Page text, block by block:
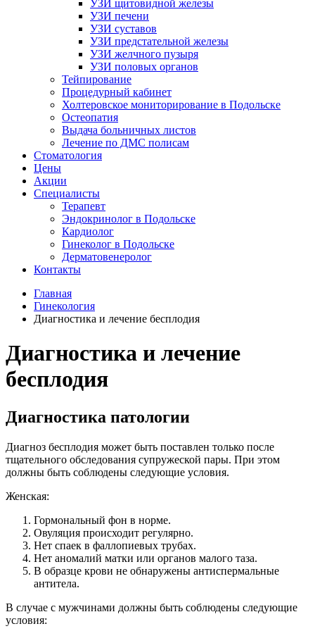
УЗИ щитовидной железы
УЗИ печени
УЗИ суставов
УЗИ предстательной железы
УЗИ желчного пузыря
УЗИ половых органов
Тейпирование
Процедурный кабинет
Холтеровское мониторирование в Подольске
Остеопатия
Выдача больничных листов
Лечение по ДМС полисам
Стоматология
Цены
Акции
Специалисты
Терапевт
Эндокринолог в Подольске
Кардиолог
Гинеколог в Подольске
Дерматовенеролог
Контакты
Главная
Гинекология
Диагностика и лечение бесплодия
Диагностика и лечение
бесплодия
Диагностика патологии
Диагноз бесплодия может быть поставлен только после
тщательного обследования супружеской пары. При этом
должны быть соблюдены следующие условия.
Женская:
Гормональный фон в норме.
Овуляция происходит регулярно.
Нет спаек в фаллопиевых трубах.
Нет аномалий матки или органов малого таза.
В образце крови не обнаружены антиспермальные
антитела.
В случае с мужчинами должны быть соблюдены следующие
условия: